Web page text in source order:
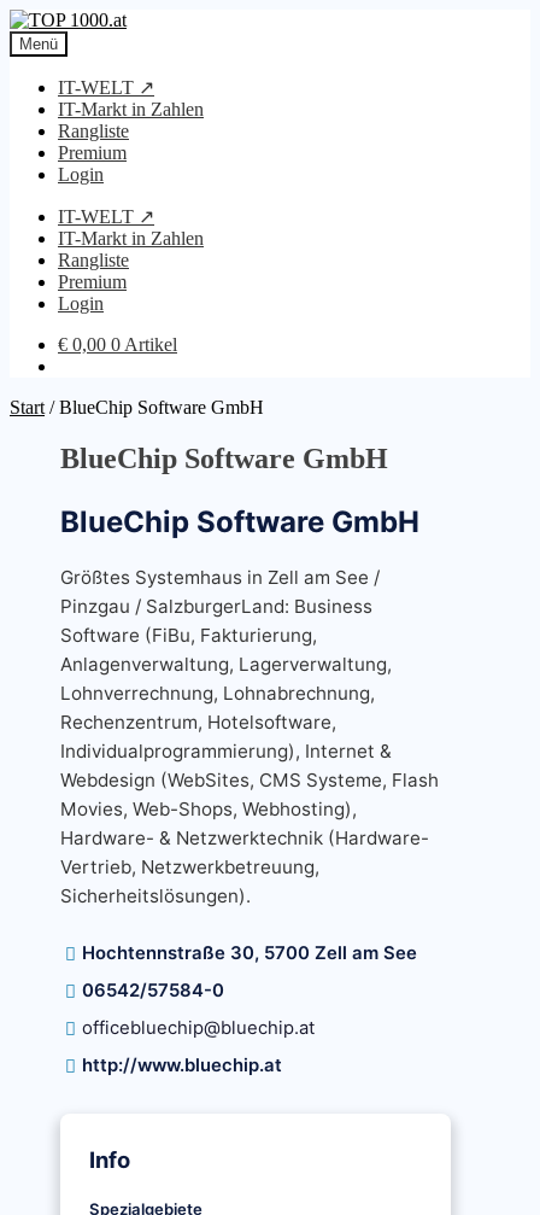
Zur
Navigation
springen
Zum
Inhalt
springen
Menü
IT-WELT ↗
IT-Markt in Zahlen
Rangliste
Premium
Login
IT-WELT ↗
IT-Markt in Zahlen
Rangliste
Premium
Login
€ 0,00 0 Artikel
Start /BlueChip Software GmbH
BlueChip Software GmbH
BlueChip Software GmbH
Größtes Systemhaus in Zell am See /
Pinzgau / SalzburgerLand: Business
Software (FiBu, Fakturierung,
Anlagenverwaltung, Lagerverwaltung,
Lohnverrechnung, Lohnabrechnung,
Rechenzentrum, Hotelsoftware,
Individualprogrammierung), Internet &
Webdesign (WebSites, CMS Systeme, Flash
Movies, Web-Shops, Webhosting),
Hardware- & Netzwerktechnik (Hardware-
Vertrieb, Netzwerkbetreuung,
Sicherheitslösungen).
Hochtennstraße 30, 5700 Zell am See
06542/57584-0
officebluechip@bluechip.at
http://www.bluechip.at
Info
Spezialgebiete